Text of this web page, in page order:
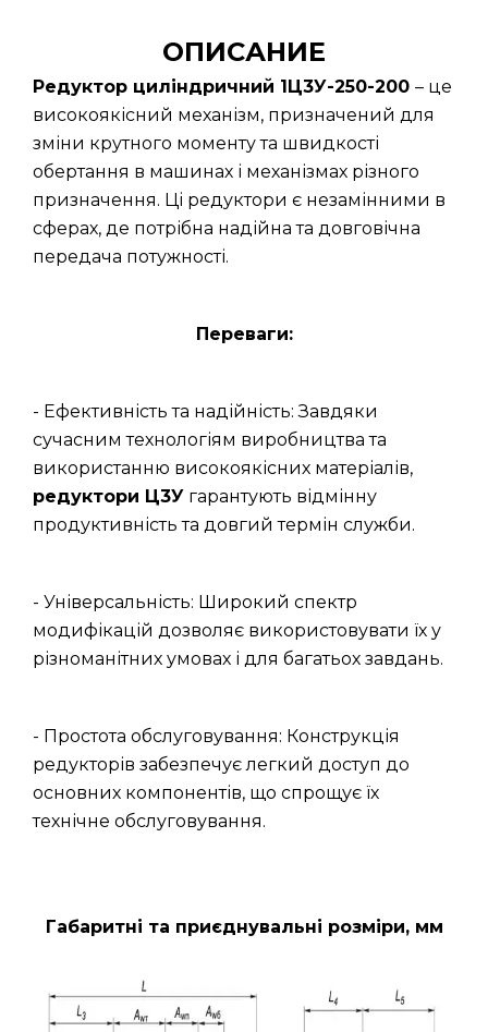
ОПИСАНИЕ
Редуктор циліндричний 1Ц3У-250-200 – це
високоякісний механізм, призначений для
зміни крутного моменту та швидкості
обертання в машинах і механізмах різного
призначення. Ці редуктори є незамінними в
сферах, де потрібна надійна та довговічна
передача потужності.
Переваги:
- Ефективність та надійність: Завдяки
сучасним технологіям виробництва та
використанню високоякісних матеріалів,
редуктори Ц3У гарантують відмінну
продуктивність та довгий термін служби.
- Універсальність: Широкий спектр
модифікацій дозволяє використовувати їх у
різноманітних умовах і для багатьох завдань.
- Простота обслуговування: Конструкція
редукторів забезпечує легкий доступ до
основних компонентів, що спрощує їх
технічне обслуговування.
Габаритні та приєднувальні розміри, мм